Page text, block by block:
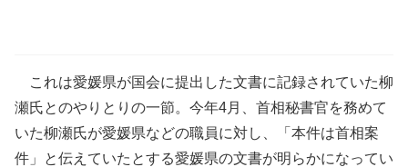
これは愛媛県が国会に提出した文書に記録されていた柳
瀬氏とのやりとりの一節。今年4月、首相秘書官を務めて
いた柳瀬氏が愛媛県などの職員に対し、「本件は首相案
件」と伝えていたとする愛媛県の文書が明らかになってい